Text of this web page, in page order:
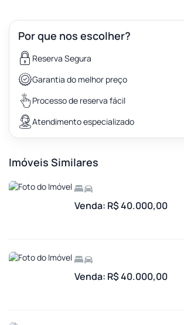
Por que nos escolher?
Reserva Segura
Garantia do melhor preço
Processo de reserva fácil
Atendimento especializado
Imóveis Similares
Venda: R$ 40.000,00
Venda: R$ 40.000,00